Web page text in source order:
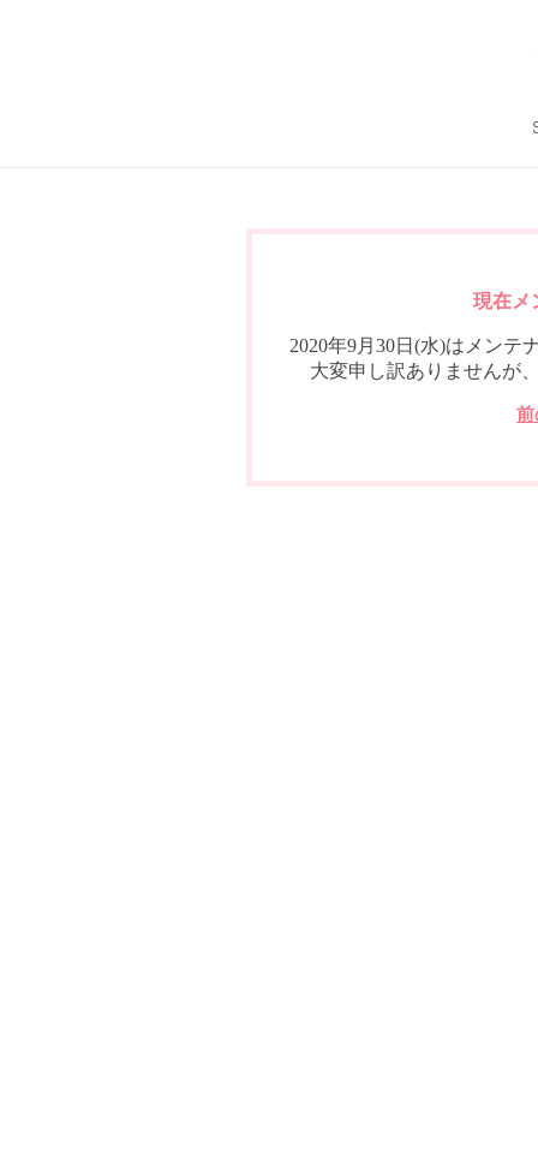
現在メ
2020年9月30日(水)はメンテ
大変申し訳ありませんが
前